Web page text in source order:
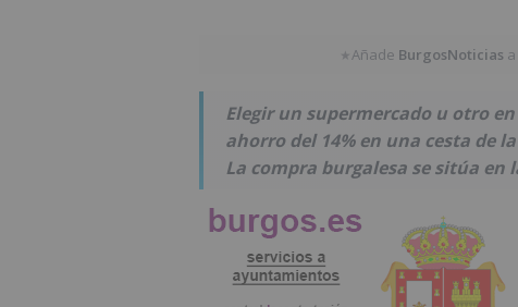
★Añade BurgosNoticias
Elegir un supermercado u otro
ahorro del 14% en una cesta de
La compra burgalesa se sitúa en